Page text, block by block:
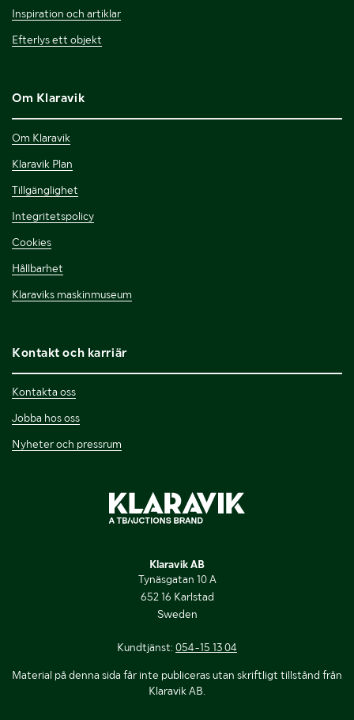
Inspiration och artiklar
Efterlys ett objekt
Om Klaravik
Om Klaravik
Klaravik Plan
Tillgänglighet
Integritetspolicy
Cookies
Hållbarhet
Klaraviks maskinmuseum
Kontakt och karriär
Kontakta oss
Jobba hos oss
Nyheter och pressrum
Klaravik AB
Tynäsgatan 10 A
652 16 Karlstad
Sweden
Kundtjänst: 054-15 13 04
Material på denna sida får inte publiceras utan skriftligt tillstånd från
Klaravik AB.